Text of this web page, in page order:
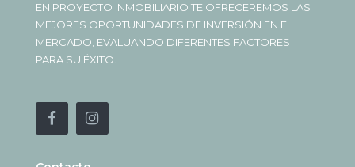
EN PROYECTO INMOBILIARIO TE OFRECEREMOS LAS
MEJORES OPORTUNIDADES DE INVERSIÓN EN EL
MERCADO, EVALUANDO DIFERENTES FACTORES
PARA SU ÉXITO.